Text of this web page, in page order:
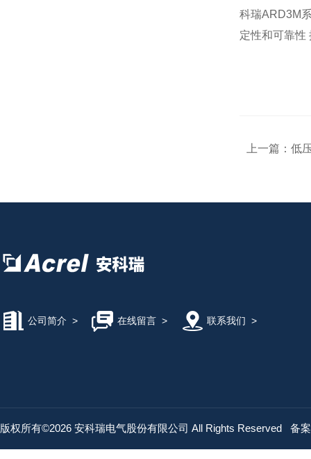
科瑞ARD3M
定性和可靠性
上一篇： 低
公司简介 > 在线留言> 联系我们 >
版权所有©2026 安科瑞电气股份有限公司 All Rights Reserved 备